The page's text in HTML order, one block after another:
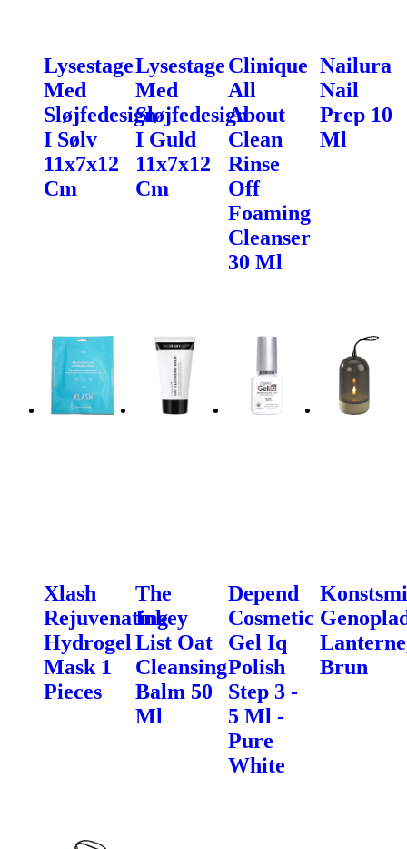
Lysestage
Med
Sløjfedesign
I Sølv
11x7x12
Cm
Lysestage
Med
Sløjfedesign
I Guld
11x7x12
Cm
Clinique
All
About
Clean
Rinse
Off
Foaming
Cleanser
30 Ml
Nailura
Nail
Prep 10
Ml
Xlash
Rejuvenating
Hydrogel
Mask 1
Pieces
The
Inkey
List Oat
Cleansing
Balm 50
Ml
Depend
Cosmetic
Gel Iq
Polish
Step 3 -
5 Ml -
Pure
White
Brun